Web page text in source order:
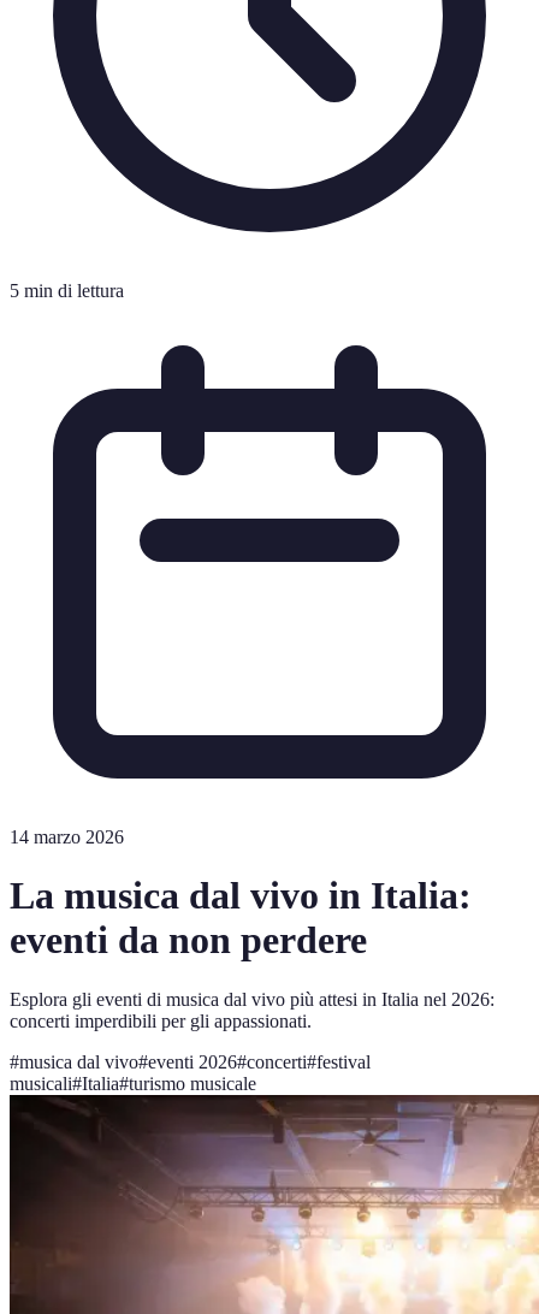
5 min di lettura
14 marzo 2026
La musica dal vivo in Italia:
eventi da non perdere
Esplora gli eventi di musica dal vivo più attesi in Italia nel 2026:
concerti imperdibili per gli appassionati.
#musica dal vivo#eventi 2026#concerti#festival
musicali#Italia#turismo musicale